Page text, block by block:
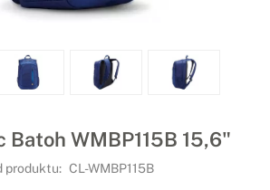
Batoh WMBP115B 15,6"
produktu: CL-WMBP115B